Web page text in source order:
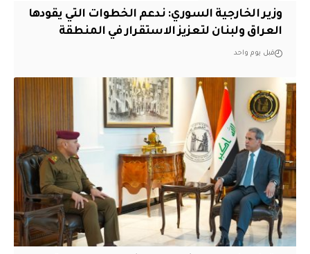
وزير الخارجية السوري: ندعم الخطوات التي يقودها
العراق ولبنان لتعزيز الاستقرار في المنطقة
قبل يوم واحد